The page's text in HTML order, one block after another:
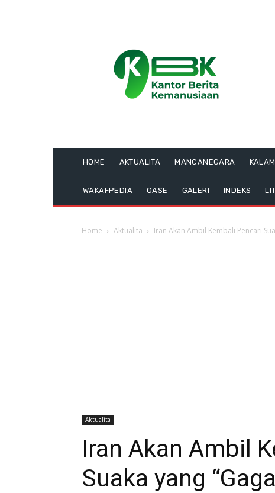
HOME AKTUALITA MANCANEGARA KALAM
WAKAFPEDIA OASE GALERI INDEKS
Home Aktualita Iran Akan Ambil Kembali Pencari
Aktualita
Iran Akan Ambil
Suaka yang